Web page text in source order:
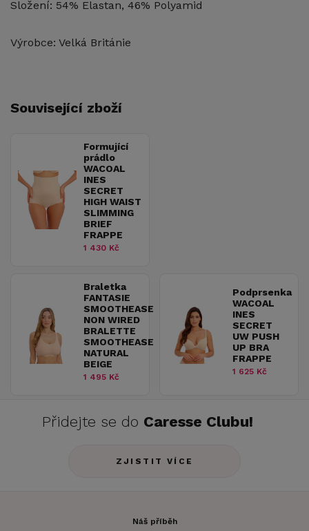
Složení: 54% Elastan, 46% Polyamid
Výrobce: Velká Británie
Související zboží
Formující
prádlo
WACOAL
INES
SECRET
HIGH WAIST
SLIMMING
BRIEF
FRAPPE
1 430 Kč
Braletka
FANTASIE
SMOOTHEASE
NON WIRED
BRALETTE
SMOOTHEASE
NATURAL
BEIGE
1 495 Kč
Podprsenka
WACOAL
INES
SECRET
UW PUSH
UP BRA
FRAPPE
1 625 Kč
Přidejte se do Caresse Clubu!
ZJISTIT VÍCE
Náš příběh